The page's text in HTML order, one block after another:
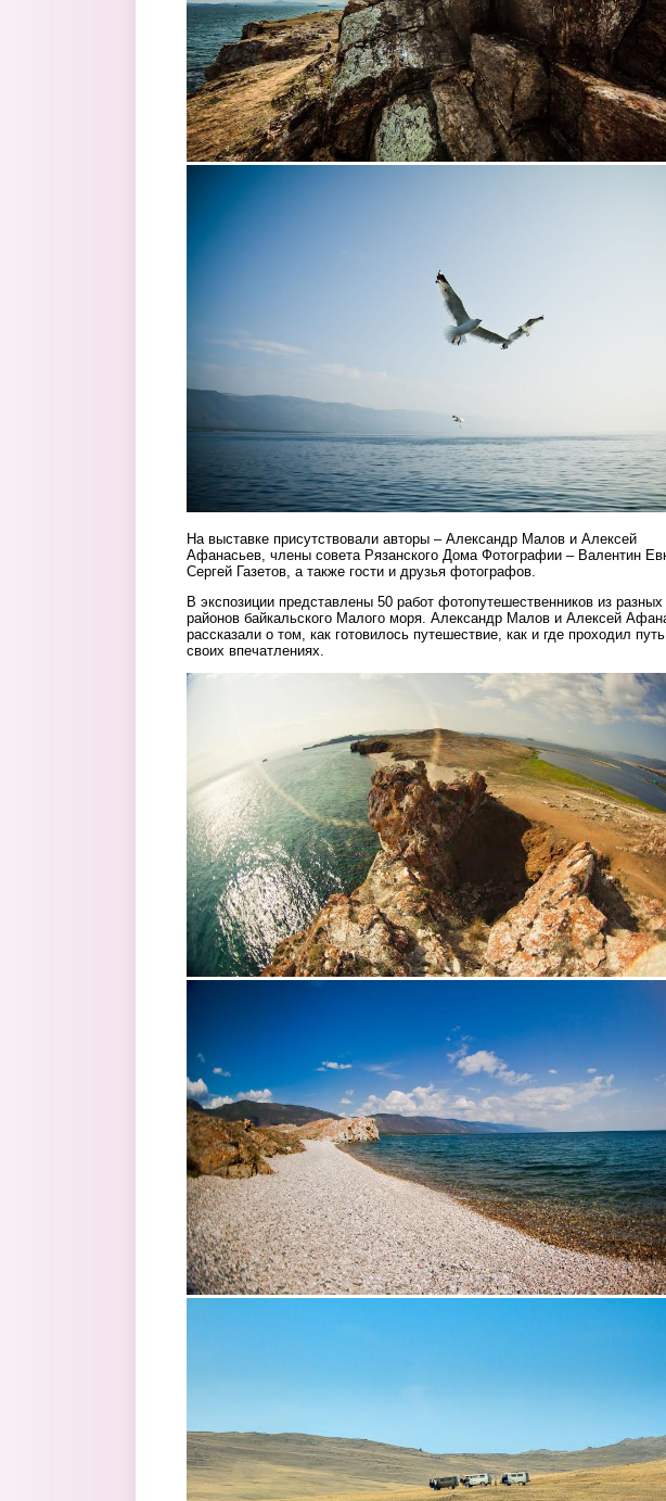
На выставке присутствовали авторы – Александр Малов и Алексей
Афанасьев, члены совета Рязанского Дома Фотографии – Валентин
Сергей Газетов, а также гости и друзья фотографов.
В экспозиции представлены 50 работ фотопутешественников из разных
районов байкальского Малого моря. Александр Малов и Алексей
рассказали о том, как готовилось путешествие, как и где проходил
своих впечатлениях.
6.jpg